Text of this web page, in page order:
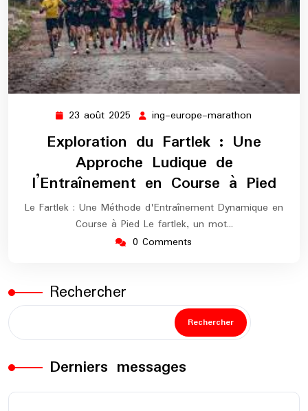
23 août 2025 23
août
2025
ing-europe-marathon
marathon
Exploration du Fartlek : Une
Approche Ludique de
l’Entraînement en Course à Pied
Le Fartlek : Une Méthode d'Entraînement Dynamique en
Course à Pied Le fartlek, un mot…
0 Comments
Rechercher
Rechercher
Derniers messages